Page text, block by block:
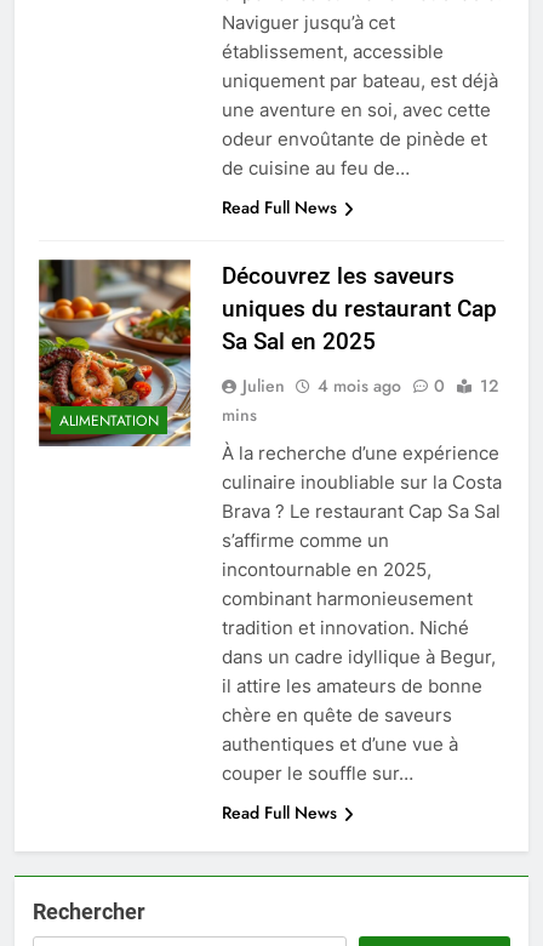
Naviguer jusqu’à cet
établissement, accessible
uniquement par bateau, est déjà
une aventure en soi, avec cette
odeur envoûtante de pinède et
de cuisine au feu de…
Read Full News
ALIMENTATION
Découvrez les saveurs
uniques du restaurant Cap
Sa Sal en 2025
Julien 4 mois ago 0
12
mins
À la recherche d’une expérience
culinaire inoubliable sur la Costa
Brava ? Le restaurant Cap Sa Sal
s’affirme comme un
incontournable en 2025,
combinant harmonieusement
tradition et innovation. Niché
dans un cadre idyllique à Begur,
il attire les amateurs de bonne
chère en quête de saveurs
authentiques et d’une vue à
couper le souffle sur…
Read Full News
Rechercher